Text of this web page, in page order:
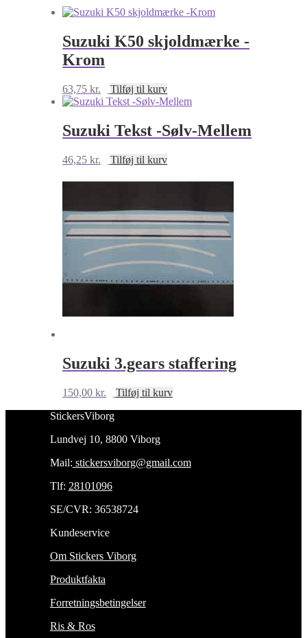
Guld
Suzuki K50 skjoldmærke -
Krom
63,75kr. Tilføj til kurv
Suzuki Tekst -Sølv-Mellem
46,25kr. Tilføj til kurv
Suzuki 3.gears staffering
150,00kr.
Tilføj til kurv
StickersViborg
Lundvej 10, 8800 Viborg
Mail: stickersviborg@gmail.com
Tlf: 28101096
SE/CVR: 36538724
Kundeservice
Om Stickers Viborg
Produktfakta
Forretningsbetingelser
Ris & Ros